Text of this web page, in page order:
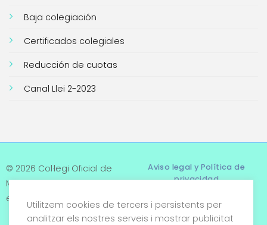
Baja colegiación
Certificados colegiales
Reducción de cuotas
Canal Llei 2-2023
© 2026 Col·legi Oficial de
Metges de Tarragona. Tots
els drets reservats
Aviso legal y Política de
privacidad
Términos y condiciones
Utilitzem cookies de tercers i persistents per
analitzar els nostres serveis i mostrar publicitat